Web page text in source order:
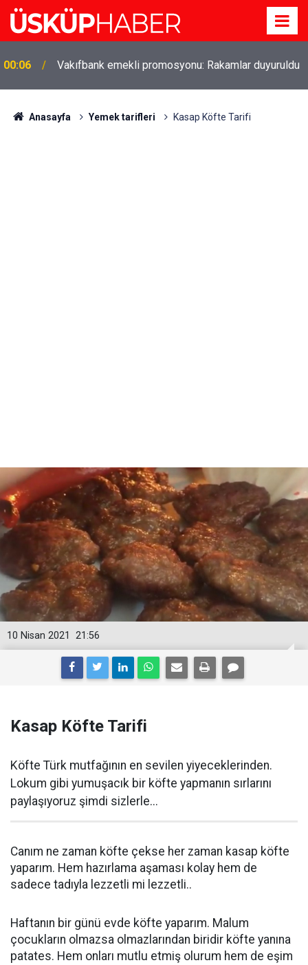
19:21
Gözde oldu! Hem köy hem mahalle hayatı iç içe!
İzmir'deki doğal semt
Anasayfa Yemek tarifleri Kasap Köfte Tarifi
21:56
10 Nisan 2021
Kasap Köfte Tarifi
Köfte Türk mutfağının en sevilen yiyeceklerinden.
Lokum gibi yumuşacık bir köfte yapmanın sırlarını
paylaşıyoruz şimdi sizlerle...
Canım ne zaman köfte çekse her zaman kasap köfte
yaparım. Hem hazırlama aşaması kolay hem de
sadece tadıyla lezzetli mi lezzetli..
Haftanın bir günü evde köfte yaparım. Malum
çocukların olmazsa olmazlarından biridir köfte yanına
patates. Hem onları mutlu etmiş olurum hem de eşim